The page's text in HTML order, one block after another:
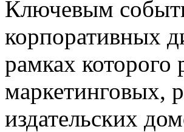
Ключевым
корпоративных
рамках
маркетинговых,
издательских